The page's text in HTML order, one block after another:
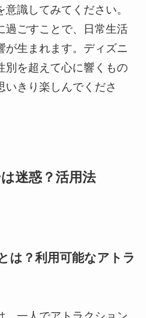
識してみてください。
過ごすことで、日常生活
が生まれます。ディズニ
別を超えて心に響くもの
いきり楽しんでくださ
迷惑？活用法
は？利用可能なアトラ